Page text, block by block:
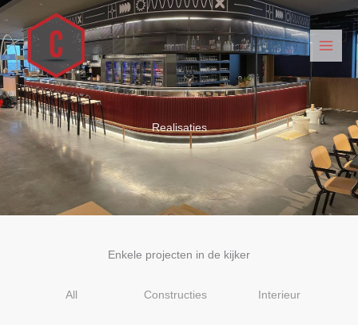
Spring
naar
de
inhoud
Realisaties
Enkele projecten in de kijker
All Constructies Interieur